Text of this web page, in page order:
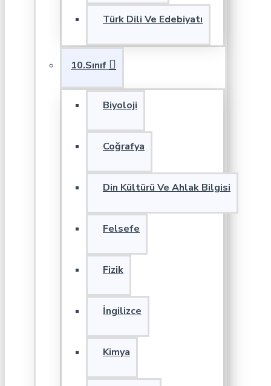
Türk Dili Ve Edebiyatı
10.Sınıf
Biyoloji
Coğrafya
Din Kültürü Ve Ahlak Bilgisi
Felsefe
Fizik
İngilizce
Kimya